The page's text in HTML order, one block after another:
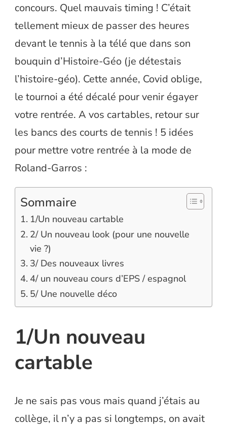
concours. Quel mauvais timing ! C’était
tellement mieux de passer des heures
devant le tennis à la télé que dans son
bouquin d’Histoire-Géo (je détestais
l’histoire-géo). Cette année, Covid oblige,
le tournoi a été décalé pour venir égayer
votre rentrée. A vos cartables, retour sur
les bancs des courts de tennis ! 5 idées
pour mettre votre rentrée à la mode de
Roland-Garros :
Sommaire
1/Un nouveau cartable
2/ Un nouveau look (pour une nouvelle
vie ?)
3/ Des nouveaux livres
4/ un nouveau cours d’EPS / espagnol
5/ Une nouvelle déco
1/Un nouveau
cartable
Je ne sais pas vous mais quand j’étais au
collège, il n’y a pas si longtemps, on avait